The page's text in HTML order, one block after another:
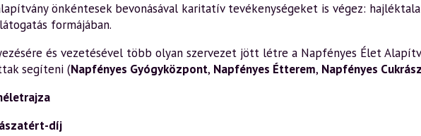
önkéntesek bevonásával karitatív tevékenységeket is végez:
formájában.
és vezetésével több olyan szervezet jött létre a Napfényes Élet
segíteni (Napfényes Gyógyközpont, Napfényes Étterem, Napfényes
díj